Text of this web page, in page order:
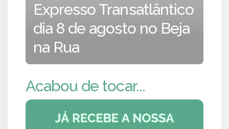
Expresso Transatlântico
dia 8 de agosto no Beja
na Rua
Acabou de tocar...